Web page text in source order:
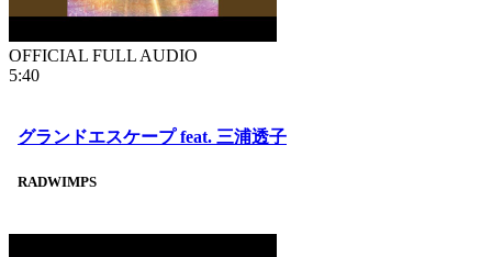
OFFICIAL FULL AUDIO
5:40
グランドエスケープ feat. 三浦透子
RADWIMPS